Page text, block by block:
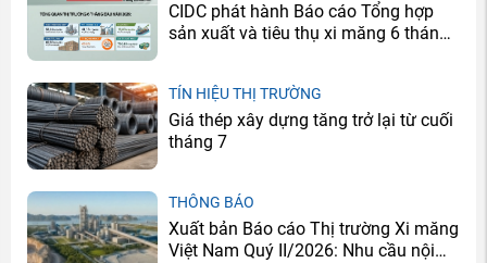
CIDC phát hành Báo cáo Tổng hợp
sản xuất và tiêu thụ xi măng 6 tháng
TÍN HIỆU THỊ TRƯỜNG
Giá thép xây dựng tăng trở lại từ cuối
tháng 7
THÔNG BÁO
Xuất bản Báo cáo Thị trường Xi măng
Việt Nam Quý II/2026: Nhu cầu nội